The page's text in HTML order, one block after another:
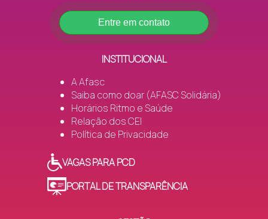
Entre em contato
INSTITUCIONAL
A Afasc
Saiba como doar (AFASC Solidária)
Horários Ritmo e Saúde
Relação dos CEI
Política de Privacidade
VAGAS PARA PCD
PORTAL DE TRANSPARÊNCIA